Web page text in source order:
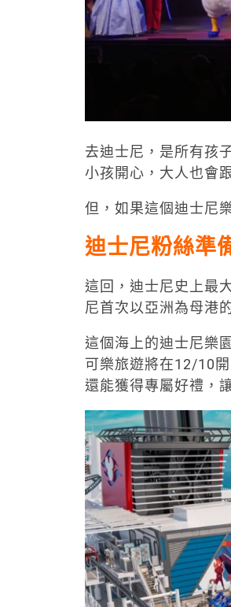
去迪士尼，是所有孩
小孩開心，大人也會
但，如果這個迪士尼
迪士尼粉絲準
這回，迪士尼史上最
尼首次以亞洲為母港
這個海上的迪士尼樂
可樂旅遊將在12/10
還能獲得專屬好禮，